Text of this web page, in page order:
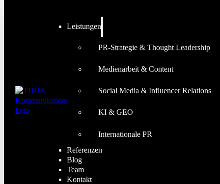
Leistungen
PR-Strategie & Thought Leadership
Medienarbeit & Content
Social Media & Influencer Relations
KI & GEO
Internationale PR
Referenzen
Blog
Team
Kontakt